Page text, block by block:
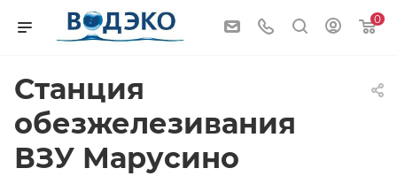
0
Станция
обезжелезивания
ВЗУ Марусино